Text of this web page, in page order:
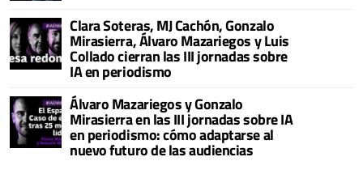
Clara Soteras, MJ Cachón, Gonzalo
Mirasierra, Álvaro Mazariegos y Luis
Collado cierran las III jornadas sobre
IA en periodismo
Álvaro Mazariegos y Gonzalo
Mirasierra en las III jornadas sobre IA
en periodismo: cómo adaptarse al
nuevo futuro de las audiencias